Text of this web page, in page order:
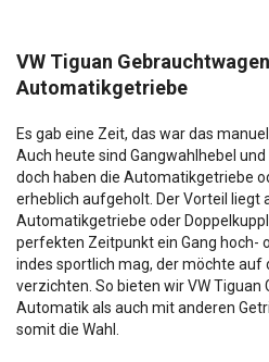
VW Tiguan
Automatikgetriebe
Es gab eine Zeit, das war das
Auch heute sind Gangwahlhebel
doch haben die Automatikgetriebe
erheblich aufgeholt. Der Vorteil liegt
Automatikgetriebe oder
perfekten Zeitpunkt ein Gang hoch-
indes sportlich mag, der möchte auf
verzichten. So bieten wir VW Tiguan
Automatik als auch mit anderen
somit die Wahl.